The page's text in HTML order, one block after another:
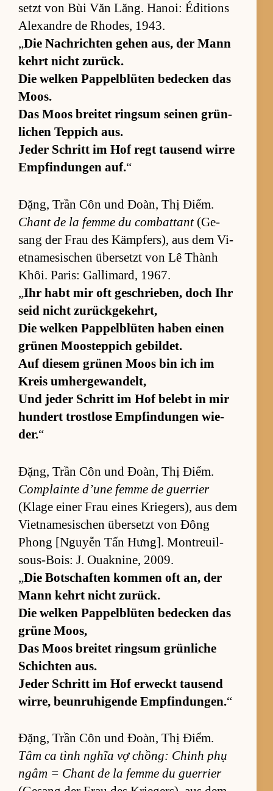
setzt von Bùi Văn Lăng. Ha­noi: Édi­ti­ons
Alex­andre de Rho­des, 1943.
„Die Nach­rich­ten ge­hen aus, der Mann
kehrt nicht zu­rück.
Die wel­ken Pap­pel­b­lü­ten be­de­cken das
Moos.
Das Moos brei­tet ringsum sei­nen grün­
li­chen Tep­pich aus.
Je­der Schritt im Hof regt tau­send wirre
Emp­fin­dun­gen auf.“
Đặng, Trần Côn und Đoàn, Thị Điểm.
Chant de la femme du com­bat­tant(Ge­
sang der Frau des Kämp­fer­s), aus dem Vi­
et­na­me­si­schen über­setzt von Lê Thành
Khôi. Pa­ris: Gal­li­mard, 1967.
„Ihr habt mir oft ge­schrie­ben, doch Ihr
seid nicht zu­rück­ge­kehrt,
Die wel­ken Pap­pel­b­lü­ten ha­ben einen
grü­nen Moos­tep­pich ge­bil­det.
Auf die­sem grü­nen Moos bin ich im
Kreis um­her­ge­wan­delt,
Und je­der Schritt im Hof be­lebt in mir
hun­dert trost­lose Emp­fin­dun­gen wie­
der.“
Đặng, Trần Côn und Đoàn, Thị Điểm.
Com­plainte d’une femme de guer­rier
(Klage ei­ner Frau ei­nes Krie­ger­s), aus dem
Vi­et­na­me­si­schen über­setzt von Đông
Phong [N­guyễn Tấn Hưng]. Mon­treuil-
sous-Bois: J. Ouakni­ne, 2009.
„Die Bot­schaf­ten kom­men oft an, der
Mann kehrt nicht zu­rück.
Die wel­ken Pap­pel­b­lü­ten be­de­cken das
grüne Moos,
Das Moos brei­tet ringsum grün­li­che
Schich­ten aus.
Je­der Schritt im Hof er­weckt tau­send
wir­re, be­un­ru­hi­gende Emp­fin­dun­gen.“
Đặng, Trần Côn und Đoàn, Thị Điểm.
Tâm ca tình ng­hĩa vợ chồng: Chinh phụ
ngâm = Chant de la femme du guer­rier